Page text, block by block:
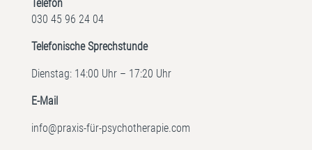
Telefon
030 45 96 24 04
Telefonische Sprechstunde
Dienstag: 14:00 Uhr – 17:20 Uhr
E-Mail
info@praxis-für-psychotherapie.com